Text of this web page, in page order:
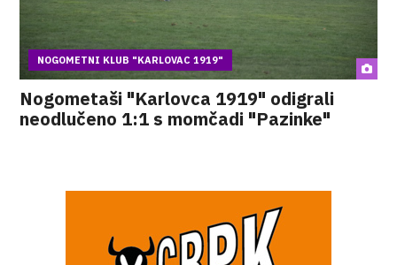
NOGOMETNI KLUB "KARLOVAC 1919"
Nogometaši "Karlovca 1919" odigrali
neodlučeno 1:1 s momčadi "Pazinke"